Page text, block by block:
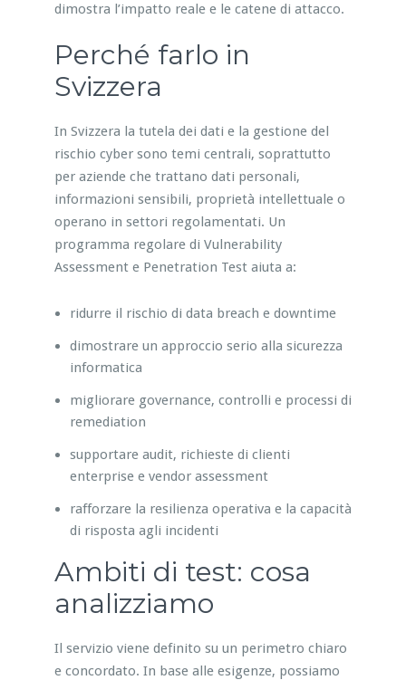
dimostra l’impatto reale e le catene di attacco.
Perché farlo in
Svizzera
In Svizzera la tutela dei dati e la gestione del
rischio cyber sono temi centrali, soprattutto
per aziende che trattano dati personali,
informazioni sensibili, proprietà intellettuale o
operano in settori regolamentati. Un
programma regolare di Vulnerability
Assessment e Penetration Test aiuta a:
ridurre il rischio di data breach e downtime
dimostrare un approccio serio alla sicurezza
informatica
migliorare governance, controlli e processi di
remediation
supportare audit, richieste di clienti
enterprise e vendor assessment
rafforzare la resilienza operativa e la capacità
di risposta agli incidenti
Ambiti di test: cosa
analizziamo
Il servizio viene definito su un perimetro chiaro
e concordato. In base alle esigenze, possiamo